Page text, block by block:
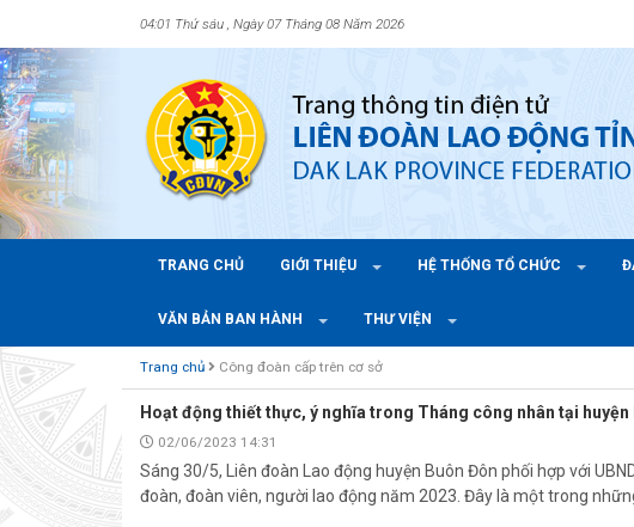
04:01 Thứ sáu , Ngày 07 Tháng 08 Năm 2026
TRANG CHỦ GIỚI THIỆU HỆ THỐNG TỔ CHỨC
VĂN BẢN BAN HÀNH THƯ VIỆN
Trang chủ Công đoàn cấp trên cơ sở
Hoạt động thiết thực, ý nghĩa trong Tháng công nhân tại huyện
02/06/2023 14:31
Sáng 30/5, Liên đoàn Lao động huyện Buôn Đôn phối hợp với
đoàn, đoàn viên, người lao động năm 2023. Đây là một trong